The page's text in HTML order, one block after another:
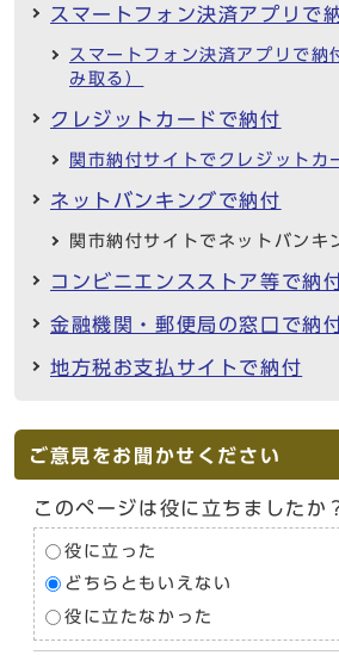
スマートフォン決済アプリで
スマートフォン決済アプリで納
み取る）
クレジットカードで納付
関市納付サイトでクレジットカ
ネットバンキングで納付
関市納付サイトでネットバンキ
コンビニエンスストア等で納
金融機関・郵便局の窓口で納
地方税お支払サイトで納付
ご意見をお聞かせください
このページは役に立ちましたか
役に立った
どちらともいえない
役に立たなかった